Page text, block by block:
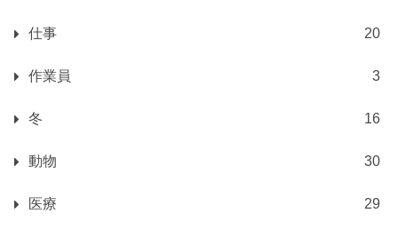
仕事 20
作業員 3
冬 16
動物 30
医療 29